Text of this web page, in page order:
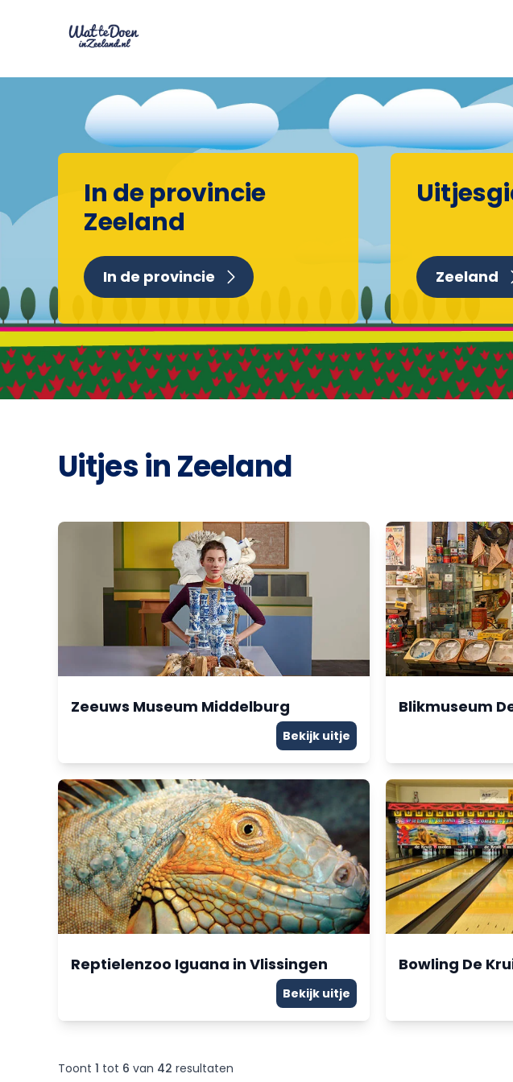
In de provincie
Zeeland
In de provincie Zeeland
Uitjes in Zeeland
Zeeuws Museum Middelburg
Bekijk uitje
Blikmuseum
Reptielenzoo Iguana in Vlissingen
Bekijk uitje
Bowling De
Toont 1 tot 6 van 42 resultaten